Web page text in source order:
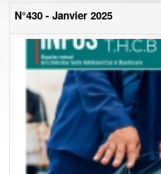
N°430 - Janvier 2025